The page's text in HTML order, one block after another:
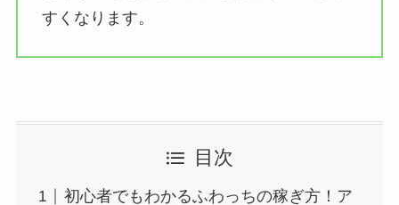
すくなります。
目次
初心者でもわかるふわっちの稼ぎ方！ア